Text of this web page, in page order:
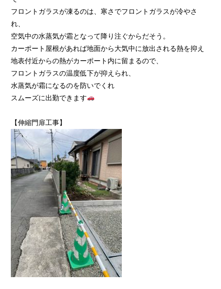
フロントガラスが凍るのは、寒さでフロントガラスが冷やさ
れ、
空気中の水蒸気が霜となって降り注ぐからだそう。
カーポート屋根があれば地面から大気中に放出される熱を抑え
地表付近からの熱がカーポート内に留まるので、
フロントガラスの温度低下が抑えられ、
水蒸気が霜になるのを防いでくれ
スムーズに出勤できます
【伸縮門扉工事】